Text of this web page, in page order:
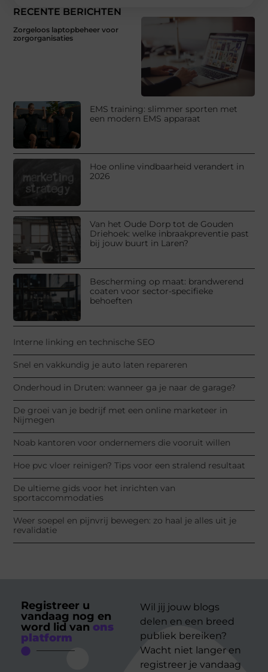
RECENTE BERICHTEN
Zorgeloos laptopbeheer voor
zorgorganisaties
EMS training: slimmer sporten met
een modern EMS apparaat
Hoe online vindbaarheid verandert in
2026
Van het Oude Dorp tot de Gouden
Driehoek: welke inbraakpreventie past
bij jouw buurt in Laren?
Bescherming op maat: brandwerend
coaten voor sector-specifieke
behoeften
Interne linking en technische SEO
Snel en vakkundig je auto laten repareren
Onderhoud in Druten: wanneer ga je naar de garage?
De groei van je bedrijf met een online marketeer in
Nijmegen
Noab kantoren voor ondernemers die vooruit willen
Hoe pvc vloer reinigen? Tips voor een stralend resultaat
De ultieme gids voor het inrichten van
sportaccommodaties
Weer soepel en pijnvrij bewegen: zo haal je alles uit je
revalidatie
Registreer u
vandaag nog en
word lid van ons
platform
Wil jij jouw blogs
delen en een breed
publiek bereiken?
Wacht niet langer en
registreer je vandaag